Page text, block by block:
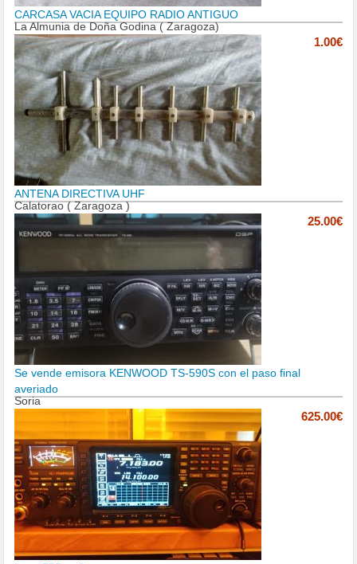
CARCASA VACIA EQUIPO RADIO ANTIGUO
La Almunia de Doña Godina ( Zaragoza)
1.00€
ANTENA DIRECTIVA UHF
Calatorao ( Zaragoza )
25.00€
Se vende emisora KENWOOD TS-590S con el paso final
averiado
Soria
625.00€